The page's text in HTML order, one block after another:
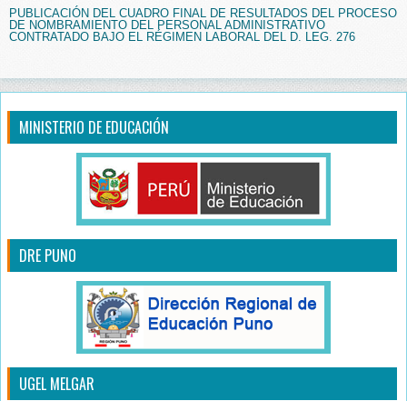
PUBLICACIÓN DEL CUADRO FINAL DE RESULTADOS DEL PROCESO
DE NOMBRAMIENTO DEL PERSONAL ADMINISTRATIVO
CONTRATADO BAJO EL RÉGIMEN LABORAL DEL D. LEG. 276
MINISTERIO DE EDUCACIÓN
DRE PUNO
UGEL MELGAR